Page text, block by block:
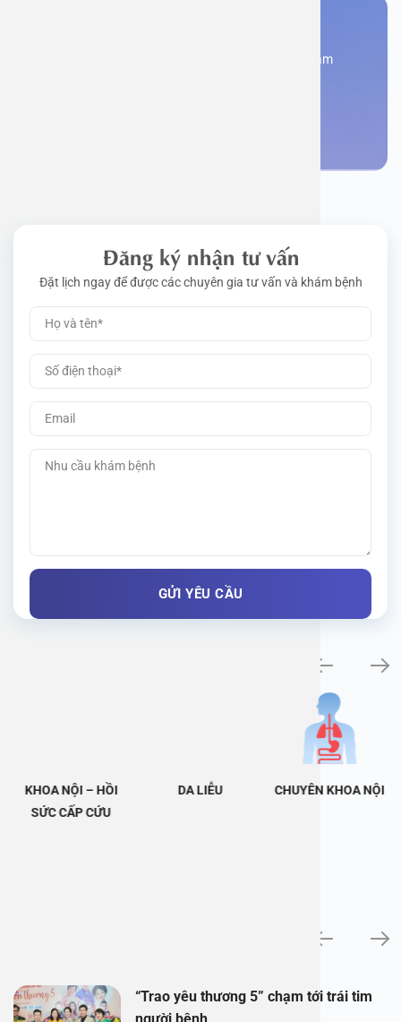
Đăng kí ngay để được các chuyên gia tư vấn và khám
Đăng ký nhận tư vấn
Đặt lịch ngay để được các chuyên gia tư vấn và khám bệnh
KHOA NỘI – HỒI
SỨC CẤP CỨU
DA LIỄU CHUYÊN KHOA NỘI
“Trao yêu thương 5” chạm tới trái tim